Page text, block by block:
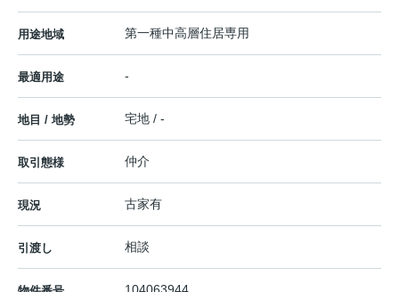
用途地域 第一種中高層住居専用
最適用途 -
地目 / 地勢 宅地 / -
取引態様 仲介
現況 古家有
引渡し 相談